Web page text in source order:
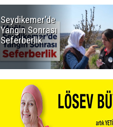
Seydikemer'de
Yangın Sonrası
Seferberlik